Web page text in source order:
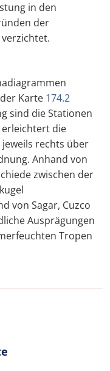
in den
der
Karte 174.2
sind die Stationen
die
rechts über
Anhand von
zwischen der
von Sagar, Cuzco
Ausprägungen
Tropen